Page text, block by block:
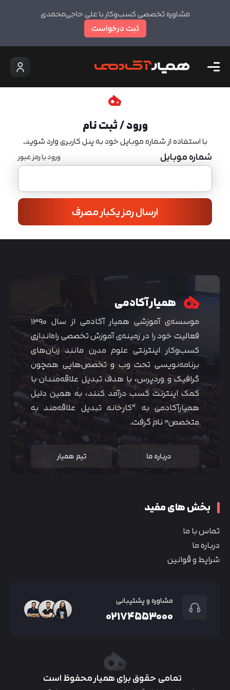
مشاوره تخصصی کسب‌وکار با علی حاجی‌محمدی
ثبت درخواست
ورود / ثبت نام
با استفاده از شماره موبایل خود به پنل کاربری وارد شوید.
شماره موبایل ورود با رمز عبور
ارسال رمز یکبار مصرف
همیار آکادمی
موسسه‌ی آموزشی همیار آکادمی از سال ۱۳۹۰
فعالیت خود را در زمینه‌ی آموزش تخصصی راه‌اندازی
کسب‌و‌کار اینترنتی علوم مدرن مانند زبان‌های
برنامه‌نویسی تحت وب و تخصص‌هایی همچون
گرافیک و وردپرس، با هدف تبدیل علاقه‌مندان با
کمک اینترنت کسب درآمد کنند، به همین دلیل
همیارآکادمی به “کارخانه تبدیل علاقه‌مند به
متخصص” نام گرفت.
درباره ما تیم همیار
بخش های مفید
تماس با ما
درباره ما
شرایط و قوانین
مشاوره و پشتیبانی
۰۲۱۷۴۵۵۳۰۰۰
تمامی حقوق برای همیار محفوظ است
متوجه شدم